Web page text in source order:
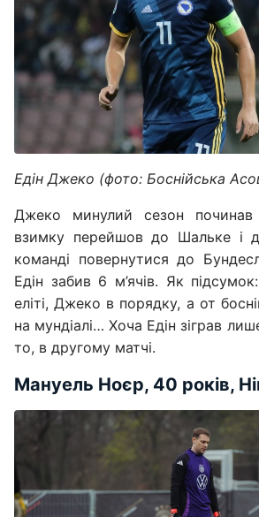
Едін Джеко (фото: Боснійська
Джеко минулий сезон починав
взимку перейшов до Шальке і
команді повернутися до
Едін забив 6 м’ячів. Як
еліті, Джеко в порядку, а от
на мундіалі… Хоча Едін зіграв
то, в другому матчі.
Мануель Ноєр, 40 років,